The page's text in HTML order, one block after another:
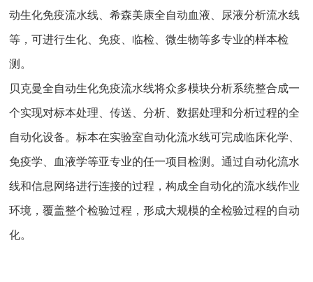
动生化免疫流水线、希森美康全自动血液、尿液分析流水线
等，可进行生化、免疫、临检、微生物等多专业的样本检
测。
贝克曼全自动生化免疫流水线将众多模块分析系统整合成一
个实现对标本处理、传送、分析、数据处理和分析过程的全
自动化设备。标本在实验室自动化流水线可完成临床化学、
免疫学、血液学等亚专业的任一项目检测。通过自动化流水
线和信息网络进行连接的过程，构成全自动化的流水线作业
环境，覆盖整个检验过程，形成大规模的全检验过程的自动
化。